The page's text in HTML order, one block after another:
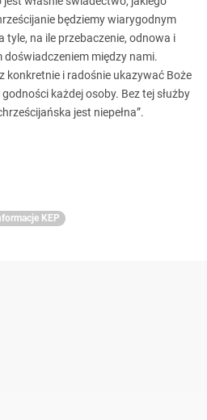
będziemy wiarygodnym
tyle, na ile przebaczenie, odnowa i
doświadczeniem między nami.
konkretnie i radośnie ukazywać Boże
każdej osoby. Bez tej służby
jest niepełna”.
KEP